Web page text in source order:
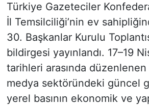
Türkiye Gazeteciler
İl Temsilciliği’nin ev
30. Başkanlar Kurulu
bildirgesi yayınlandı. 17–19
tarihleri arasında düzenlenen
medya sektöründeki güncel
yerel basının ekonomik ve